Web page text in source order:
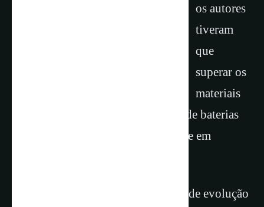
os autores
tiveram
que
superar os
materiais
atuais. Pois os eletrodos negativos de baterias
aquosas eram usados ​​principalmente em
Nesses ambientes ácidos as reações de evolução